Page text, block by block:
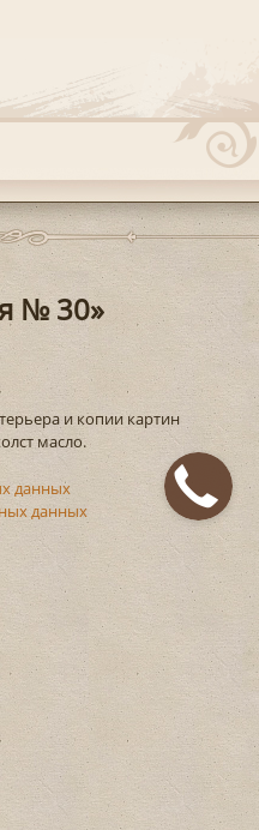
№ 30»
и копии картин
масло.
данных
данных